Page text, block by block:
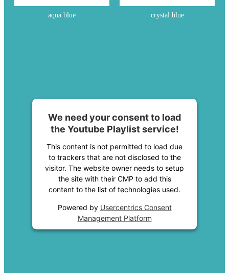
aqua blue crystal blue
We need your consent to load
the Youtube Playlist service!
This content is not permitted to load due
to trackers that are not disclosed to the
visitor. The website owner needs to setup
the site with their CMP to add this
content to the list of technologies used.
Powered by Usercentrics Consent
Management Platform